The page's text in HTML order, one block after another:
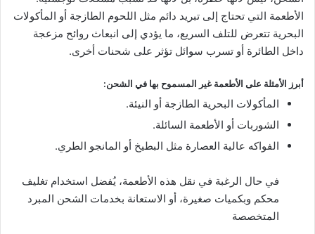
الأطعمة التي تحتاج إلى تبريد دائم مثل اللحوم الطازجة أو المأكولات
البحرية تتعرض للتلف السريع، ما يؤدي إلى انبعاث روائح مزعجة
داخل الطائرة أو تسرب سوائل تؤثر على شحنات أخرى.
أبرز الأمثلة على الأطعمة غير المسموح بها في الشحن:
المأكولات البحرية الطازجة أو النيئة.
الشوربات أو الأطعمة السائلة.
الفواكه عالية العصارة مثل البطيخ أو المانجو الطري.
في حال الرغبة في نقل هذه الأطعمة، يُفضل استخدام تغليف
محكم وبكميات صغيرة، أو الاستعانة بخدمات الشحن المبرد
المتخصصة